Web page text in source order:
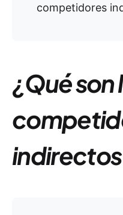
competidores
¿Qué son